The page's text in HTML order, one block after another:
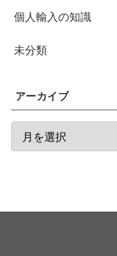
個人輸入の知識
未分類
アーカイブ